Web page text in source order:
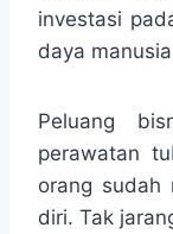
investasi
daya
Peluang
perawatan
orang sudah
diri. Tak